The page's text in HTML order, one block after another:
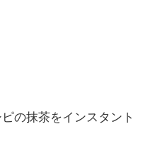
の抹茶をインスタント